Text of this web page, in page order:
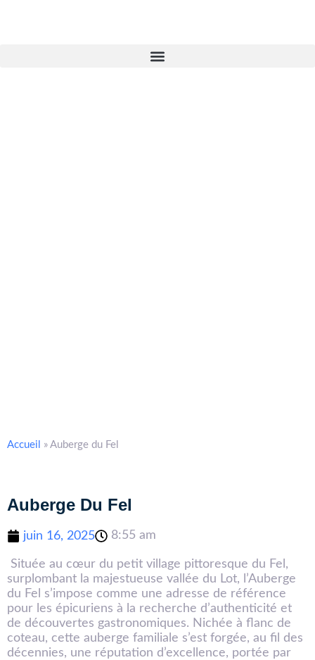
Accueil » Auberge du Fel
Auberge Du Fel
juin 16, 2025 8:55 am
Située au cœur du petit village pittoresque du Fel,
surplombant la majestueuse vallée du Lot, l’Auberge
du Fel s’impose comme une adresse de référence
pour les épicuriens à la recherche d’authenticité et
de découvertes gastronomiques. Nichée à flanc de
coteau, cette auberge familiale s’est forgée, au fil des
décennies, une réputation d’excellence, portée par